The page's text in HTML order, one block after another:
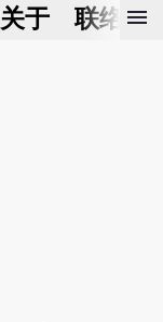
关于 联络我
menu